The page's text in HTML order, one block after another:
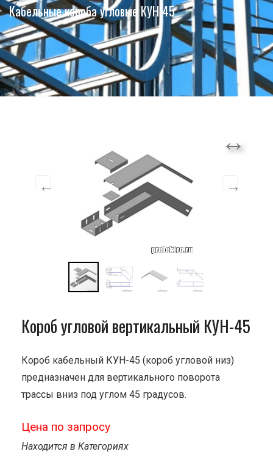
Кабельные короба угловые КУН-45
Короб угловой вертикальный КУН-45
Короб кабельный КУН-45 (короб угловой низ)
предназначен для вертикального поворота
трассы вниз под углом 45 градусов.
Цена по запросу
Находится в Категориях